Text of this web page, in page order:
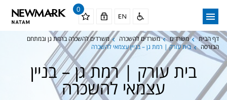
0
דף הבית משרדים משרדים להשכרה
משרדים להשכרה ברמת גן ובמתחם
הבורסה
בית עורק | רמת גן – בניין עצמאי להשכרה
בית עורק | רמת גן – בניין
עצמאי להשכרה